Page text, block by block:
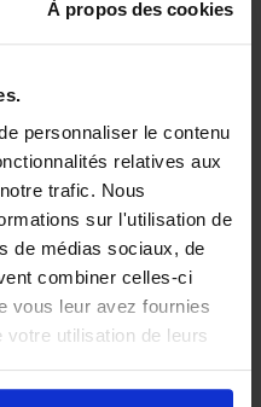
À propos des cookies
personnaliser le contenu
relatives aux
trafic. Nous
sur l'utilisation de
de médias sociaux, de
combiner celles-ci
vous leur avez fournies
utilisation de leurs
vous d’un
pour décupler les
vos zones érogènes.
offerts sur votre
commande
sur tous les produits